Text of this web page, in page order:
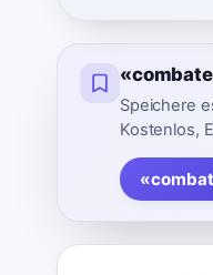
Speichere
Kostenlos,